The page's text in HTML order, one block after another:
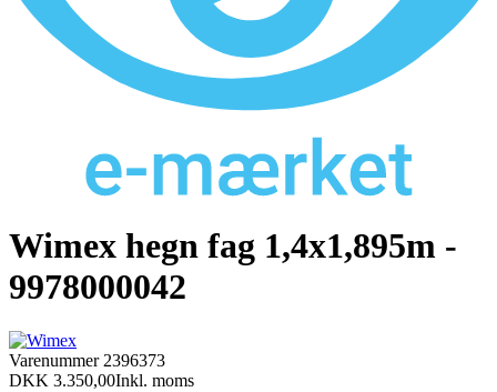
Wimex hegn fag 1,4x1,895m -
9978000042
Varenummer 2396373
DKK 3.350,00Inkl. moms